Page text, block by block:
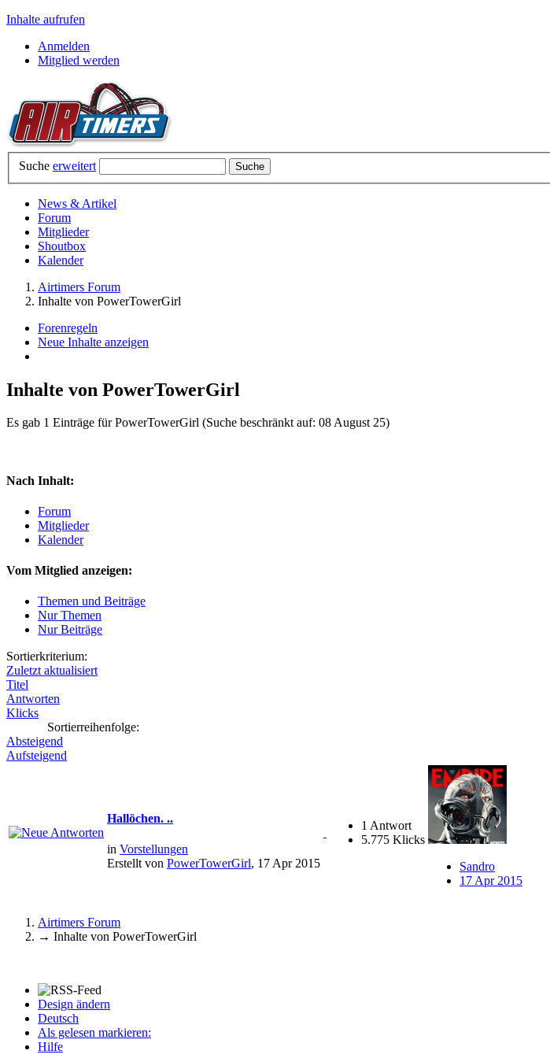
Inhalte aufrufen
Anmelden
Mitglied werden
Suche erweitert
News & Artikel
Forum
Mitglieder
Shoutbox
Kalender
Airtimers Forum
Inhalte von PowerTowerGirl
Forenregeln
Neue Inhalte anzeigen
Inhalte von PowerTowerGirl
Es gab 1 Einträge für PowerTowerGirl (Suche beschränkt auf: 08 August 25)
Nach Inhalt:
Forum
Mitglieder
Kalender
Vom Mitglied anzeigen:
Themen und Beiträge
Nur Themen
Nur Beiträge
Sortierkriterium:
Zuletzt aktualisiert
Titel
Antworten
Klicks
Sortierreihenfolge:
Absteigend
Aufsteigend
Hallöchen. ..
in Vorstellungen
Erstellt von PowerTowerGirl, 17 Apr 2015
1 Antwort
5.775 Klicks
Sandro
17 Apr 2015
Airtimers Forum
→ Inhalte von PowerTowerGirl
Design ändern
Deutsch
Als gelesen markieren:
Hilfe